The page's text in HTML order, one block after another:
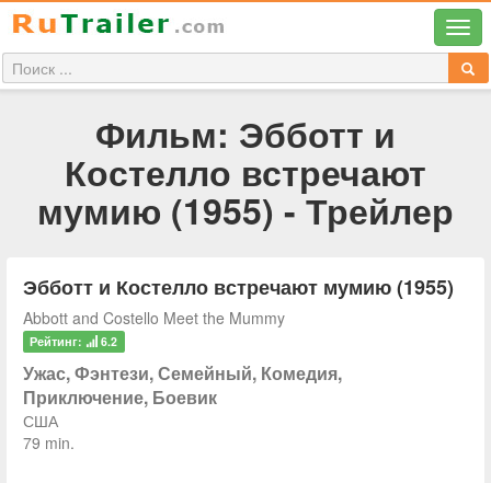
Фильм: Эбботт и
Костелло встречают
мумию (1955) - Трейлер
Эбботт и Костелло встречают мумию (1955)
Abbott and Costello Meet the Mummy
Рейтинг: 6.2
Ужас, Фэнтези, Семейный, Комедия,
Приключение, Боевик
США
79 min.